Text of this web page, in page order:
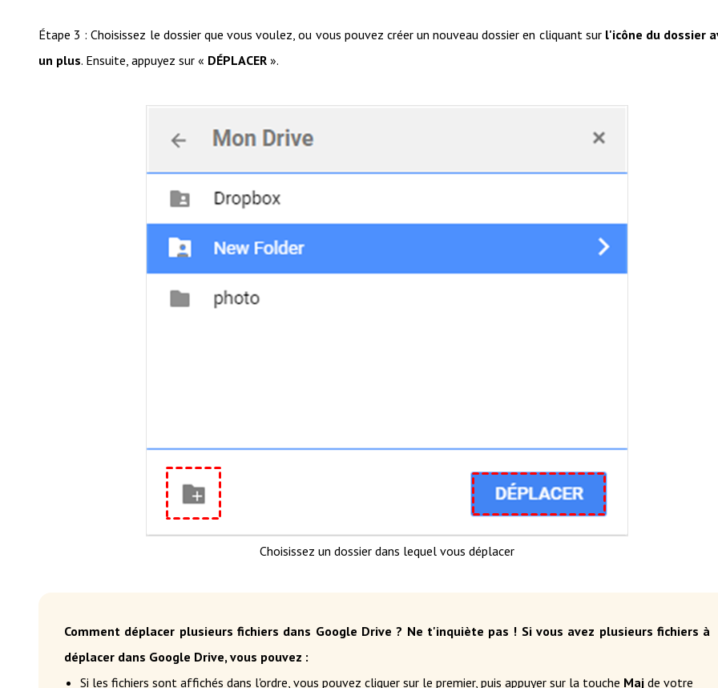
Étape 3 : Choisissez le dossier que vous voulez, ou vous pouvez créer un nouveau dossier en cliquant sur l'icône du dossier
un plus. Ensuite, appuyez sur « DÉPLACER ».
Choisissez un dossier dans lequel vous déplacer
Comment déplacer plusieurs fichiers dans Google Drive ? Ne t'inquiète pas ! Si vous avez plusieurs fichiers à
déplacer dans Google Drive, vous pouvez :
Si les fichiers sont affichés dans l'ordre, vous pouvez cliquer sur le premier, puis appuyer sur la touche Maj de votre